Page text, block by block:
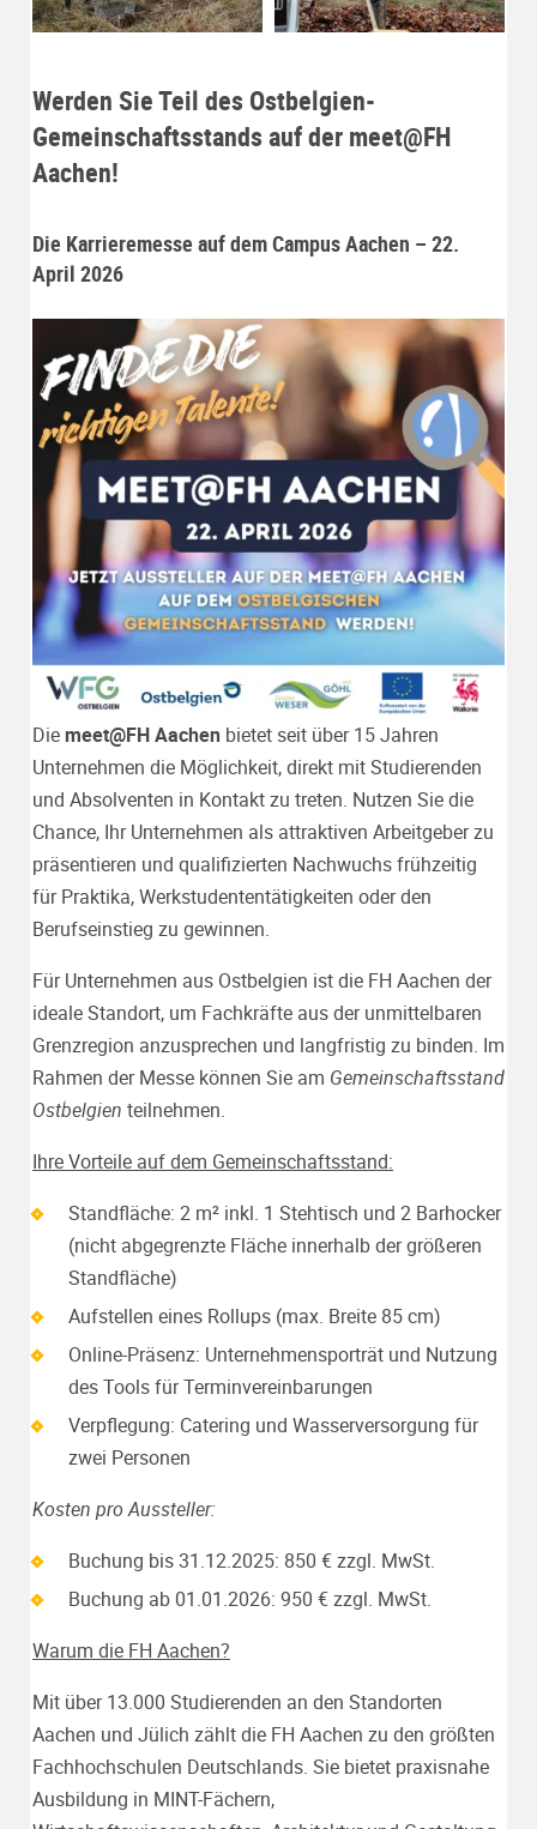
Werden Sie Teil des Ostbelgien-
Gemeinschaftsstands auf der meet@FH
Aachen!
Die Karrieremesse auf dem Campus Aachen – 22.
April 2026
Die meet@FH Aachen bietet seit über 15 Jahren
Unternehmen die Möglichkeit, direkt mit Studierenden
und Absolventen in Kontakt zu treten. Nutzen Sie die
Chance, Ihr Unternehmen als attraktiven Arbeitgeber zu
präsentieren und qualifizierten Nachwuchs frühzeitig
für Praktika, Werkstudententätigkeiten oder den
Berufseinstieg zu gewinnen.
Für Unternehmen aus Ostbelgien ist die FH Aachen der
ideale Standort, um Fachkräfte aus der unmittelbaren
Grenzregion anzusprechen und langfristig zu binden. Im
Rahmen der Messe können Sie am Gemeinschaftsstand
Ostbelgien teilnehmen.
Ihre Vorteile auf dem Gemeinschaftsstand:
Standfläche: 2 m² inkl. 1 Stehtisch und 2 Barhocker
(nicht abgegrenzte Fläche innerhalb der größeren
Standfläche)
Aufstellen eines Rollups (max. Breite 85 cm)
Online-Präsenz: Unternehmensporträt und Nutzung
des Tools für Terminvereinbarungen
Verpflegung: Catering und Wasserversorgung für
zwei Personen
Kosten pro Aussteller:
Buchung bis 31.12.2025: 850 € zzgl. MwSt.
Buchung ab 01.01.2026: 950 € zzgl. MwSt.
Warum die FH Aachen?
Mit über 13.000 Studierenden an den Standorten
Aachen und Jülich zählt die FH Aachen zu den größten
Fachhochschulen Deutschlands. Sie bietet praxisnahe
Ausbildung in MINT-Fächern,